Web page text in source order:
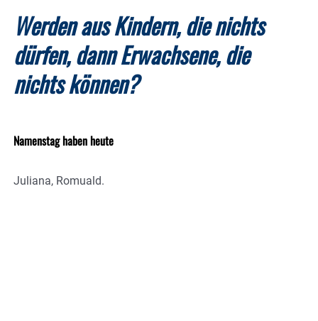
Werden aus Kindern, die nichts
dürfen, dann Erwachsene, die
nichts können?
Namenstag haben heute
Juliana, Romuald.